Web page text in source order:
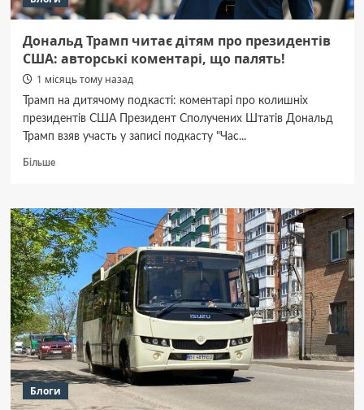
Дональд Трамп читає дітям про президентів
США: авторські коментарі, що палять!
1 місяць тому назад
Трамп на дитячому подкасті: коментарі про колишніх
президентів США Президент Сполучених Штатів Дональд
Трамп взяв участь у записі подкасту "Час...
БільшеДокладніше
Трамп
читає
дітям
про
президентів
США:
авторські
коментарі,
що
палять!
Блоги